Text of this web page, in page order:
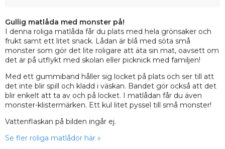
Gullig matlåda med monster på!
I denna roliga matlåda får du plats med hela grönsaker och
frukt samt ett litet snack. Lådan är blå med söta små
monster som gör det lite roligare att äta sin mat, oavsett om
det är på utflykt med skolan eller picknick med familjen!
Med ett gummiband håller sig locket på plats och ser till att
det inte blir spill och kladd i väskan. Bandet gör också att det
blir enkelt att ta av och på locket. I matlådan får du även
monster-klistermärken. Ett kul litet pyssel till små monster!
Vattenflaskan på bilden ingår ej.
Se fler roliga matlådor här »